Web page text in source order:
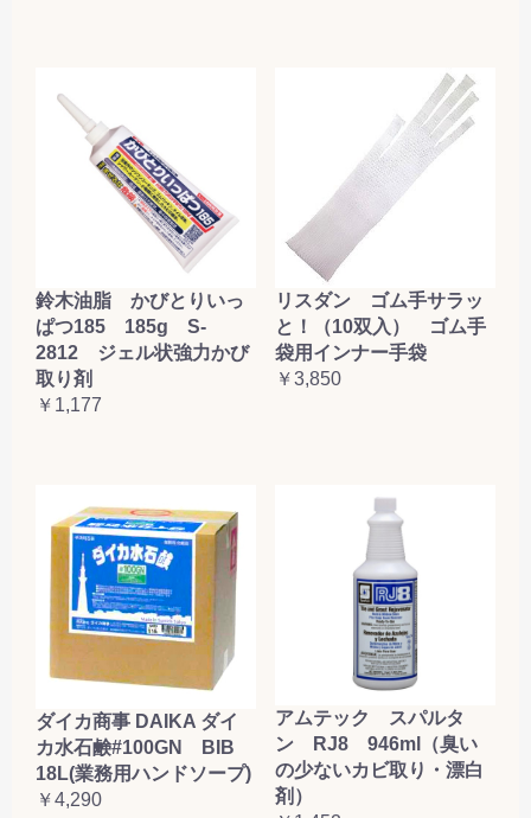
鈴木油脂 かびとりいっ
ぱつ185 185g S-
2812 ジェル状強力かび
取り剤
￥1,177
リスダン ゴム手サラッ
と！（10双入） ゴム手
袋用インナー手袋
￥3,850
ダイカ商事 DAIKA ダイ
カ水石鹸#100GN BIB
18L(業務用ハンドソープ)
￥4,290
アムテック スパルタ
ン RJ8 946ml（臭い
の少ないカビ取り・漂白
剤）